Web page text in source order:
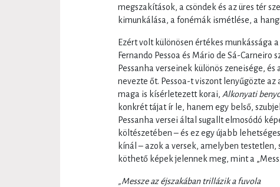
megszakítások, a csöndek és az üres tér
kimunkálása, a fonémák ismétlése, a
Ezért volt különösen értékes munkássága
Fernando Pessoa és Mário de Sá-
Pessanha verseinek különös zeneisége, és
nevezte őt. Pessoa-t viszont lenyűgözte
maga is kísérletezett korai, Alkonyati
konkrét tájat ír le, hanem egy belső,
Pessanha versei által sugallt elmosódó
költészetében – és ez egy újabb
kínál – azok a versek, amelyben
köthető képek jelennek meg, mint a
„Messze az éjszakában trillázik a fuvola